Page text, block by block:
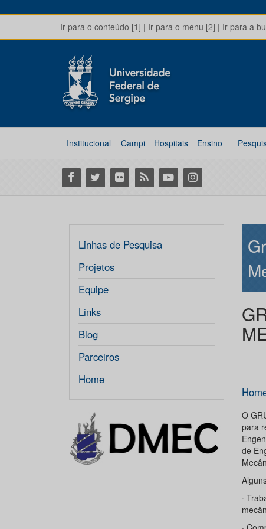
Ir para o conteúdo [1] | Ir para o menu [2] | Ir para a
Institucional Campi Hospitais Ensino
Facebook
Twitter Flickr RSS YoutubeInstagram
Linhas de Pesquisa
Projetos
Equipe
Links
Blog
Parceiros
Home
O
para
de
·